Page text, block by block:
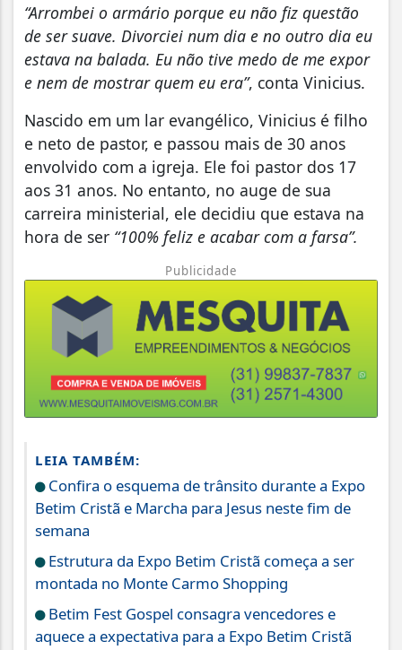
“Arrombei o armário porque eu não fiz questão
de ser suave. Divorciei num dia e no outro dia eu
estava na balada. Eu não tive medo de me expor
e nem de mostrar quem eu era”, conta Vinicius.
Nascido em um lar evangélico, Vinicius é filho
e neto de pastor, e passou mais de 30 anos
envolvido com a igreja. Ele foi pastor dos 17
aos 31 anos. No entanto, no auge de sua
carreira ministerial, ele decidiu que estava na
hora de ser “100% feliz e acabar com a farsa”.
Publicidade
LEIA TAMBÉM:
Confira o esquema de trânsito durante a Expo
Betim Cristã e Marcha para Jesus neste fim de
semana
Estrutura da Expo Betim Cristã começa a ser
montada no Monte Carmo Shopping
Betim Fest Gospel consagra vencedores e
aquece a expectativa para a Expo Betim Cristã